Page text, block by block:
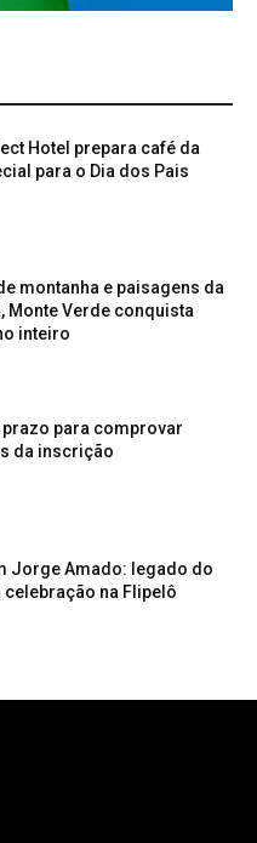
Hotel prepara café da
para o Dia dos Pais
montanha e paisagens da
Monte Verde conquista
inteiro
prazo para comprovar
da inscrição
Jorge Amado: legado do
celebração na Flipelô